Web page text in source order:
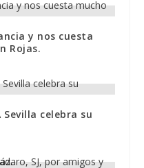
y nos cuesta
Rojas.
Sevilla celebra su